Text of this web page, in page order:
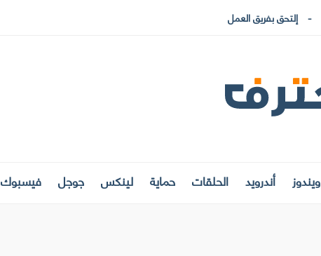
إلتحق بفريق العمل
ويندوز أندرويد الحلقات حماية لينكس جوجل فيسبوك